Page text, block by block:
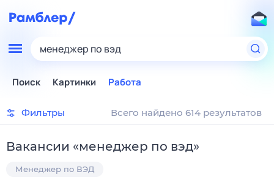
менеджер по вэд
Поиск Картинки Работа
Фильтры Всего найдено 614 результатов
Вакансии «менеджер по вэд»
Менеджер по ВЭД